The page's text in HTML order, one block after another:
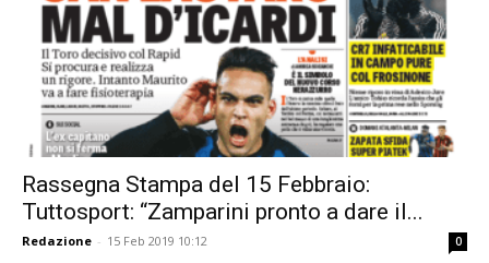
Rassegna Stampa del 15 Febbraio:
Tuttosport: “Zamparini pronto a dare il...
Redazione - 15 Feb 2019 10:12 0